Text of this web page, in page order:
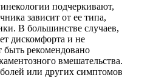
подчеркивают,
зависит от ее типа,
В большинстве случаев,
дискомфорта и не
быть рекомендовано
вмешательства.
или других симптомов